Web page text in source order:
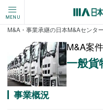
MENU
M&A・事業承継の日本M&Aセンター
M&A案
一般貨
事業概況